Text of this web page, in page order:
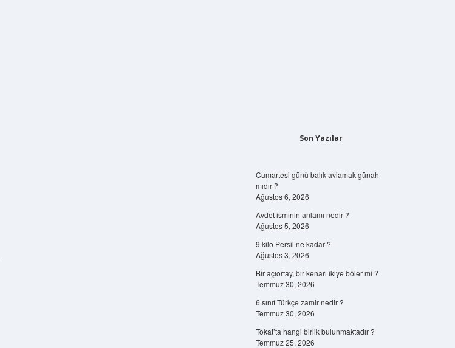
Son Yazılar
Cumartesi günü balık avlamak günah
mıdır ?
Ağustos 6, 2026
Avdet isminin anlamı nedir ?
Ağustos 5, 2026
9 kilo Persil ne kadar ?
Ağustos 3, 2026
Bir açıortay, bir kenarı ikiye böler mi ?
Temmuz 30, 2026
6.sınıf Türkçe zamir nedir ?
Temmuz 30, 2026
Tokat’ta hangi birlik bulunmaktadır ?
Temmuz 25, 2026